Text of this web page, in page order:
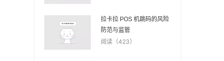
拉卡拉 POS 机跳码的风险
防范与监管
阅读（423）